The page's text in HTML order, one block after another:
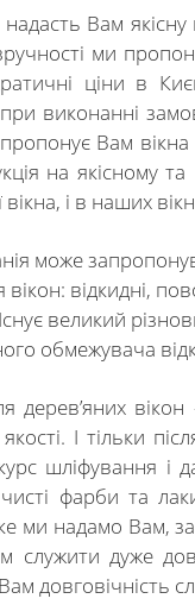
Вам
ми
ціни в
виконанні
Вам
на якісному
вікна, і в наших
може
вікон: відкидні,
великий
обмежувача
дерев’яних
І тільки
шліфування і
чисті фарби та
ми надамо Вам,
служити дуже
довговічність